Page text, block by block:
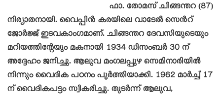
ഫാ. തോമസ് ചിങ്ങന്തറ (87)
നിര്യാതനായി. വൈപ്പിൻ കരയിലെ വാടേൽ സെൻറ്
ജോർജ്ജ് ഇടവകാംഗമാണ്. ചിങ്ങന്തറ ദേവസിയുടെയും
മറിയത്തിന്റേയും മകനായി 1934 ഡിസംബർ 30 ന്
അദ്ദേഹം ജനിച്ചു. ആലുവ മംഗലപ്പുഴ സെമിനാരിയിൽ
നിന്നും വൈദിക പഠനം പൂർത്തിയാക്കി. 1962 മാർച്ച് 17
ന് വൈദികപട്ടം സ്വികരിച്ചു. തുടർന്ന് ആലുവ,